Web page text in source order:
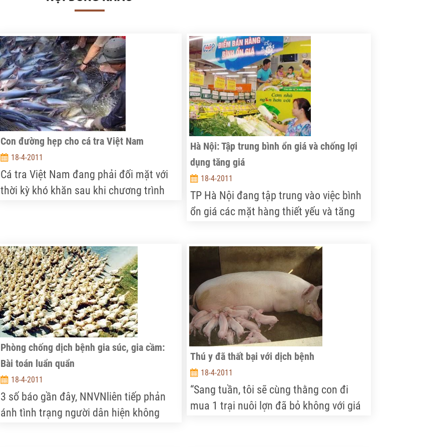
Con đường hẹp cho cá tra Việt Nam
18-4-2011
Cá tra Việt Nam đang phải đối mặt với
thời kỳ khó khăn sau khi chương trình
Hà Nội: Tập trung bình ổn giá và chống lợi
dụng tăng giá
18-4-2011
TP Hà Nội đang tập trung vào việc bình
ổn giá các mặt hàng thiết yếu và tăng
dụng tăng giá bất hợp lý.
Phòng chống dịch bệnh gia súc, gia cầm:
Bài toán luẩn quẩn
18-4-2011
3 số báo gần đây, NNVNliên tiếp phản
ánh tình trạng người dân hiện không
Thú y đã thất bại với dịch bệnh
18-4-2011
“Sang tuần, tôi sẽ cùng thằng con đi
mua 1 trại nuôi lợn đã bỏ không với giá